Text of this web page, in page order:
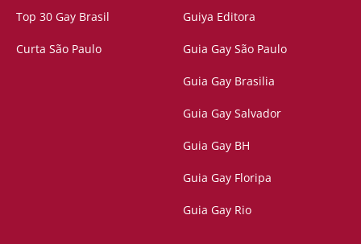
Top 30 Gay Brasil
Curta São Paulo
Guiya Editora
Guia Gay São Paulo
Guia Gay Brasilia
Guia Gay Salvador
Guia Gay BH
Guia Gay Floripa
Guia Gay Rio